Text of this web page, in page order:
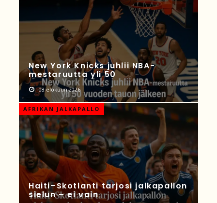
New York Knicks juhlii NBA-
mestaruutta yli 50
08 elokuun 2026
AFRIKAN JALKAPALLO
Haiti–Skotlanti tarjosi jalkapallon
sielun – ei vain